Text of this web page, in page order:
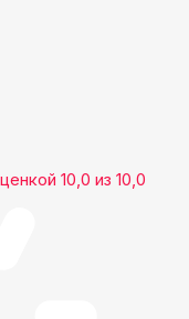
10,0 из 10,0